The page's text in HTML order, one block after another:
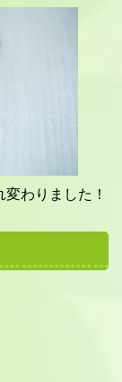
わりました！